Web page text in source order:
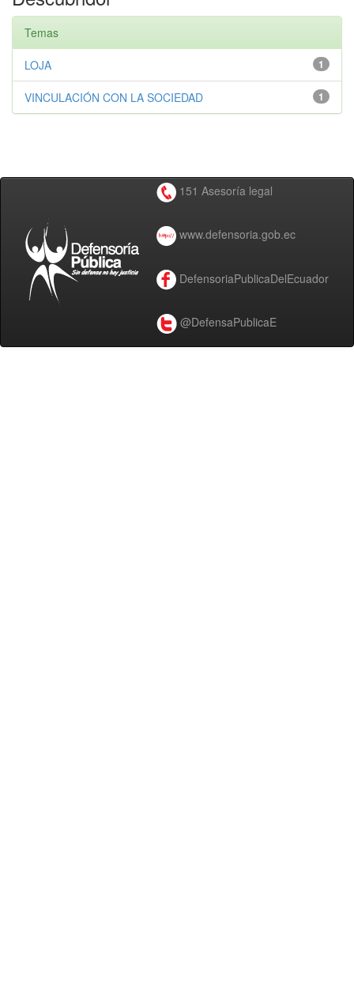
Temas
1
LOJA
1
VINCULACIÓN CON LA SOCIEDAD
151 Asesoría legal
www.defensoria.gob.ec
DefensoriaPublicaDelEcuador
@DefensaPublicaE